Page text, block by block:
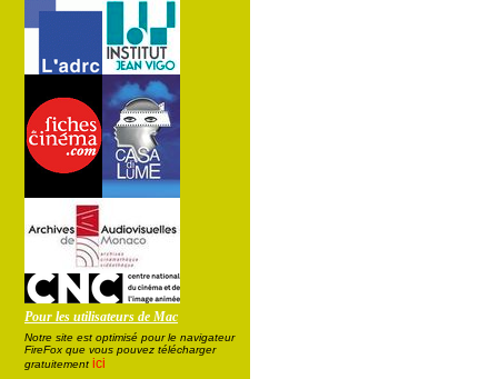
Pour les utilisateurs de Mac
Notre site est optimisé pour le navigateur
FireFox que vous pouvez télécharger
gratuitement ici